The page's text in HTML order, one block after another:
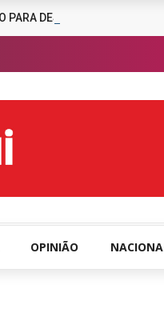
DESENCORAJAR A
OPINIÃO